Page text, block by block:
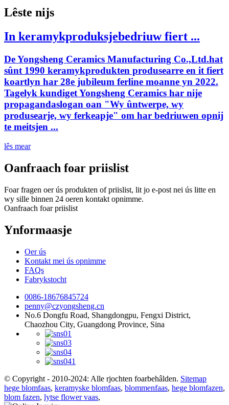
Lêste nijs
In keramykproduksjebedriuw fiert ...
De Yongsheng Ceramics Manufacturing Co.,Ltd.hat
sûnt 1990 keramykprodukten produsearre en it fiert
koartlyn har 28e jubileum ferline moanne yn 2022.
Tagelyk kundiget Yongsheng Ceramics har nije
propagandaslogan oan "Wy ûntwerpe, wy
produsearje, wy ferkeapje" om har bedriuwen opnij
te meitsjen ...
lês mear
Oanfraach foar priislist
Foar fragen oer ús produkten of priislist, lit jo e-post nei ús litte en
wy sille binnen 24 oeren kontakt opnimme.
Oanfraach foar priislist
Ynformaasje
Oer ús
Kontakt mei ús opnimme
FAQs
Fabrykstocht
0086-18676845724
penny@czyongsheng.cn
No.6 Dongfu Road, Shangdongpu, Fengxi District,
Chaozhou City, Guangdong Province, Sina
© Copyright - 2010-2024: Alle rjochten foarbehâlden. Sitemap
hege blomfaas, keramyske blomfaas, blommenfaas, hege blomfazen,
blom fazen, lytse flower vaas,